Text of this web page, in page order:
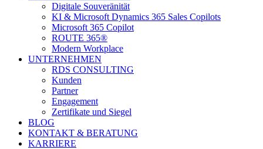
Digitale Souveränität
KI & Microsoft Dynamics 365 Sales Copilots
Microsoft 365 Copilot
ROUTE 365®
Modern Workplace
UNTERNEHMEN
RDS CONSULTING
Kunden
Partner
Engagement
Zertifikate und Siegel
BLOG
KONTAKT & BERATUNG
KARRIERE